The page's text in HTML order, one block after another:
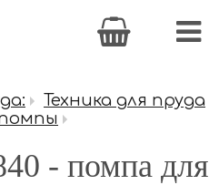
Техника для пруда
- помпа для